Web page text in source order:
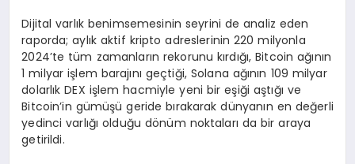
Dijital varlık benimsemesinin seyrini de analiz eden
raporda; aylık aktif kripto adreslerinin 220 milyonla
2024’te tüm zamanların rekorunu kırdığı, Bitcoin ağının
1 milyar işlem barajını geçtiği, Solana ağının 109 milyar
dolarlık DEX işlem hacmiyle yeni bir eşiği aştığı ve
Bitcoin’in gümüşü geride bırakarak dünyanın en değerli
yedinci varlığı olduğu dönüm noktaları da bir araya
getirildi.